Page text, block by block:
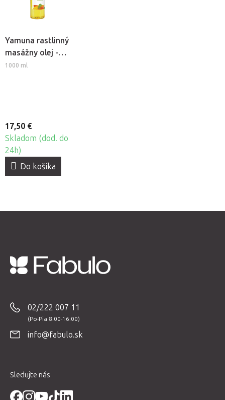
Yamuna rastlinný
masážny olej -
Mango
1000 ml
17,50 €
Skladom (dod. do
24h)
Do košíka
02/222 007 11
info@fabulo.sk
Sledujte nás